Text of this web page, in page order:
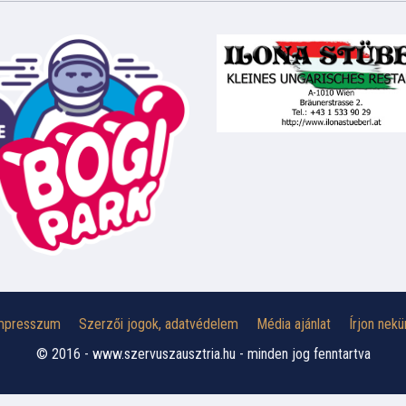
Szerzői jogok, adatvédelem Média ajánlat
Írjon
© 2016 - www.szervuszausztria.hu - minden jog fenntartva